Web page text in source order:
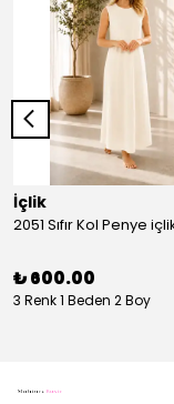
İçlik
₺ 600.00
3 Renk 1 Beden 2 Boy